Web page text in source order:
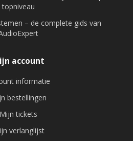
topniveau
– de complete gids van
account
informatie
bestellingen
Mijn tickets
verlanglijst